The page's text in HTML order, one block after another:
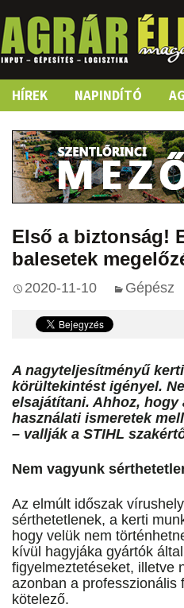
Skip
content
HÍREK NAPINDÍTÓ
Első a biztonság!
balesetek
2020-11-10 Gépész
A nagyteljesítményű
körültekintést igényel.
elsajátítani. Ahhoz, hogy
használati ismeretek
– vallják a STIHL
Nem vagyunk
Az elmúlt időszak
sérthetetlenek, a kerti
hogy velük nem
kívül hagyjáka gyártók
figyelmeztetéseket, illetve
azonban a professzionális
kötelező.